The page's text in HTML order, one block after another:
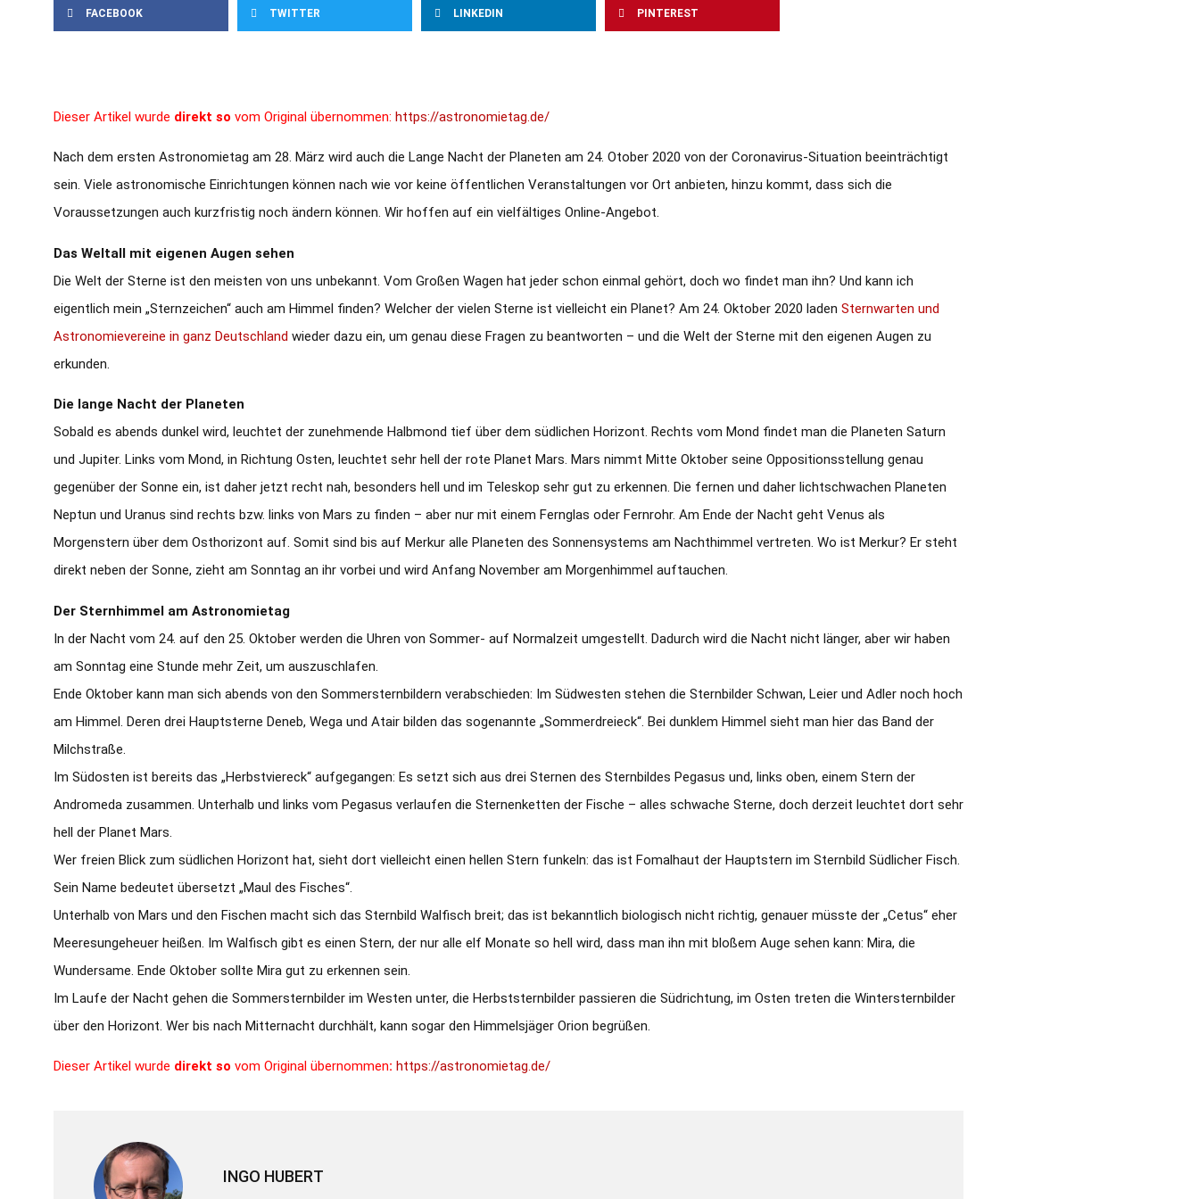
FACEBOOK TWITTER LINKEDIN PINTEREST
Dieser Artikel wurde direkt so vom Original übernommen: https://astronomietag.de/
Nach dem ersten Astronomietag am 28. März wird auch die Lange Nacht der Planeten am 24. Otober 2020 von der Coronavirus-Situation beeinträchtigt
sein. Viele astronomische Einrichtungen können nach wie vor keine öffentlichen Veranstaltungen vor Ort anbieten, hinzu kommt, dass sich die
Voraussetzungen auch kurzfristig noch ändern können. Wir hoffen auf ein vielfältiges Online-Angebot.
Das Weltall mit eigenen Augen sehen
Die Welt der Sterne ist den meisten von uns unbekannt. Vom Großen Wagen hat jeder schon einmal gehört, doch wo findet man ihn? Und kann ich
eigentlich mein „Sternzeichen“ auch am Himmel finden? Welcher der vielen Sterne ist vielleicht ein Planet? Am 24. Oktober 2020 laden Sternwarten und
Astronomievereine in ganz Deutschland wieder dazu ein, um genau diese Fragen zu beantworten – und die Welt der Sterne mit den eigenen Augen zu
erkunden.
Die lange Nacht der Planeten
Sobald es abends dunkel wird, leuchtet der zunehmende Halbmond tief über dem südlichen Horizont. Rechts vom Mond findet man die Planeten Saturn
und Jupiter. Links vom Mond, in Richtung Osten, leuchtet sehr hell der rote Planet Mars. Mars nimmt Mitte Oktober seine Oppositionsstellung genau
gegenüber der Sonne ein, ist daher jetzt recht nah, besonders hell und im Teleskop sehr gut zu erkennen. Die fernen und daher lichtschwachen Planeten
Neptun und Uranus sind rechts bzw. links von Mars zu finden – aber nur mit einem Fernglas oder Fernrohr. Am Ende der Nacht geht Venus als
Morgenstern über dem Osthorizont auf. Somit sind bis auf Merkur alle Planeten des Sonnensystems am Nachthimmel vertreten. Wo ist Merkur? Er steht
direkt neben der Sonne, zieht am Sonntag an ihr vorbei und wird Anfang November am Morgenhimmel auftauchen.
Der Sternhimmel am Astronomietag
In der Nacht vom 24. auf den 25. Oktober werden die Uhren von Sommer- auf Normalzeit umgestellt. Dadurch wird die Nacht nicht länger, aber wir haben
am Sonntag eine Stunde mehr Zeit, um auszuschlafen.
Ende Oktober kann man sich abends von den Sommersternbildern verabschieden: Im Südwesten stehen die Sternbilder Schwan, Leier und Adler noch hoch
am Himmel. Deren drei Hauptsterne Deneb, Wega und Atair bilden das sogenannte „Sommerdreieck“. Bei dunklem Himmel sieht man hier das Band der
Milchstraße.
Im Südosten ist bereits das „Herbstviereck“ aufgegangen: Es setzt sich aus drei Sternen des Sternbildes Pegasus und, links oben, einem Stern der
Andromeda zusammen. Unterhalb und links vom Pegasus verlaufen die Sternenketten der Fische – alles schwache Sterne, doch derzeit leuchtet dort sehr
hell der Planet Mars.
Wer freien Blick zum südlichen Horizont hat, sieht dort vielleicht einen hellen Stern funkeln: das ist Fomalhaut der Hauptstern im Sternbild Südlicher Fisch.
Sein Name bedeutet übersetzt „Maul des Fisches“.
Unterhalb von Mars und den Fischen macht sich das Sternbild Walfisch breit; das ist bekanntlich biologisch nicht richtig, genauer müsste der „Cetus“ eher
Meeresungeheuer heißen. Im Walfisch gibt es einen Stern, der nur alle elf Monate so hell wird, dass man ihn mit bloßem Auge sehen kann: Mira, die
Wundersame. Ende Oktober sollte Mira gut zu erkennen sein.
Im Laufe der Nacht gehen die Sommersternbilder im Westen unter, die Herbststernbilder passieren die Südrichtung, im Osten treten die Wintersternbilder
über den Horizont. Wer bis nach Mitternacht durchhält, kann sogar den Himmelsjäger Orion begrüßen.
Dieser Artikel wurde direkt so vom Original übernommen: https://astronomietag.de/
INGO HUBERT